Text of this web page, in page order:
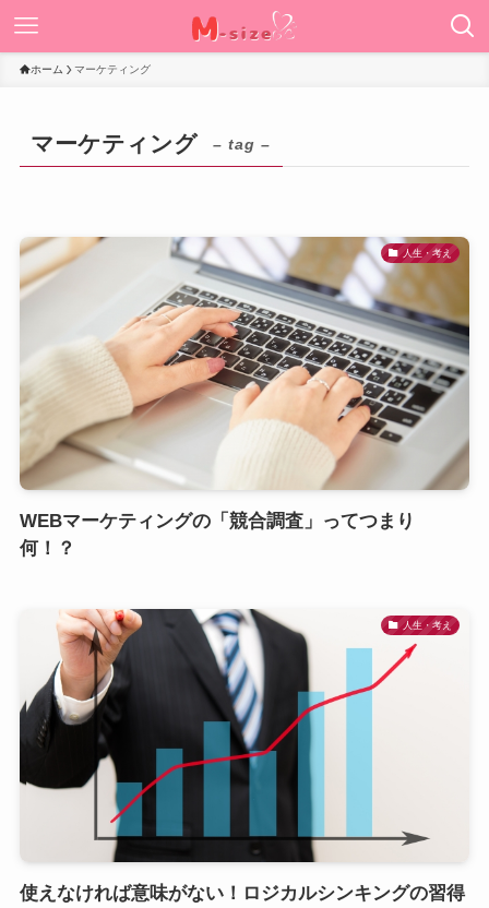
ホーム マーケティング
マーケティング – tag –
人生・考え
WEBマーケティングの「競合調査」ってつまり
何！？
人生・考え
使えなければ意味がない！ロジカルシンキングの習得